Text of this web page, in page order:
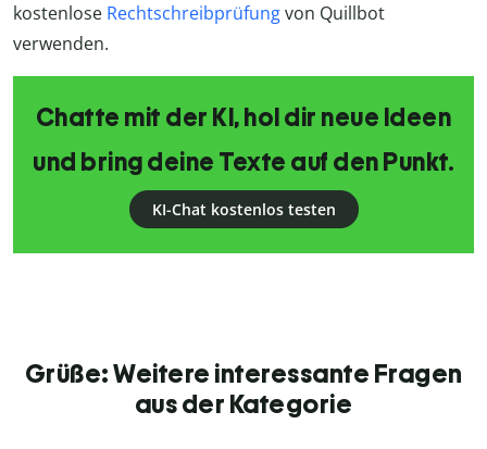
kostenlose Rechtschreibprüfungvon Quillbot
verwenden.
Chatte mit der KI, hol dir neue Ideen
und bring deine Texte auf den Punkt.
KI-Chat kostenlos testen
Grüße: Weitere interessante Fragen
aus der Kategorie